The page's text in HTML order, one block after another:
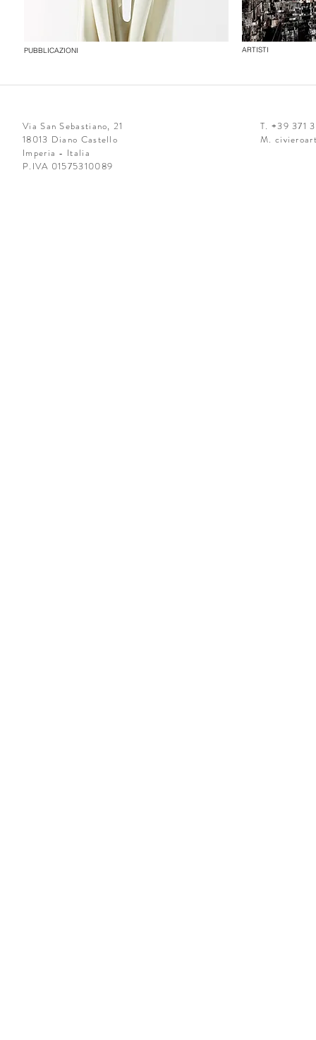
PUBBLICAZIONI ARTISTI
Via San Sebastiano, 21
18013 Diano Castello
Imperia - Italia
P.IVA 01575310089
T. +39 371
M.